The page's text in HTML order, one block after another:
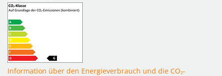
Information über den Energieverbrauch und die CO₂-